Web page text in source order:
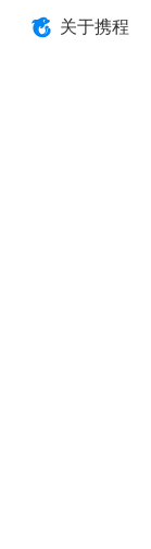
关于携程